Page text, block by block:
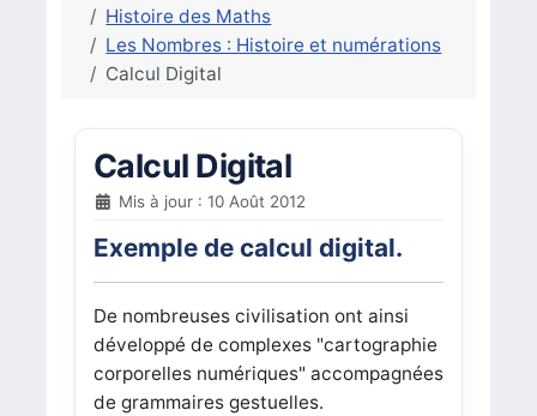
Histoire des Maths
Les Nombres : Histoire et numérations
Calcul Digital
Calcul Digital
Mis à jour : 10 Août 2012
Exemple de calcul digital.
De nombreuses civilisation ont ainsi
développé de complexes "cartographie
corporelles numériques" accompagnées
de grammaires gestuelles.